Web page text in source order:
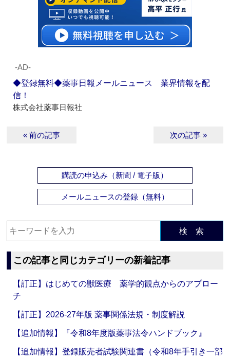
‐AD‐
◆登録無料◆薬事日報メールニュース 業界情報を配
信！
株式会社薬事日報社
« 前の記事 次の記事 »
購読の申込み（新聞 / 電子版）
メールニュースの登録（無料）
検 索
この記事と同じカテゴリーの新着記事
【訂正】はじめての獣医療 薬学的観点からのアプロー
チ
【訂正】2026-27年版 薬事関係法規・制度解説
【追加情報】『令和8年度版薬事法令ハンドブック』
【追加情報】登録販売者試験関連書（令和8年手引き一部